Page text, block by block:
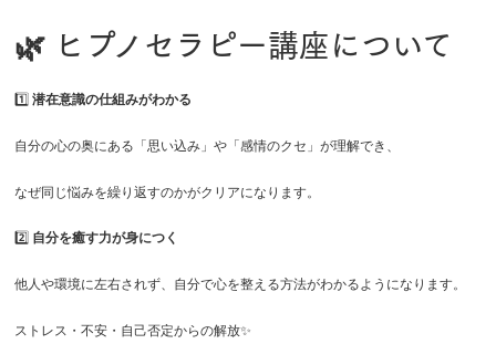
🌿 ヒプノセラピー講座について
1️⃣ 潜在意識の仕組みがわかる
自分の心の奥にある「思い込み」や「感情のクセ」が理解でき、
なぜ同じ悩みを繰り返すのかがクリアになります。
2️⃣ 自分を癒す力が身につく
他人や環境に左右されず、自分で心を整える方法がわかるようになります。
ストレス・不安・自己否定からの解放✨